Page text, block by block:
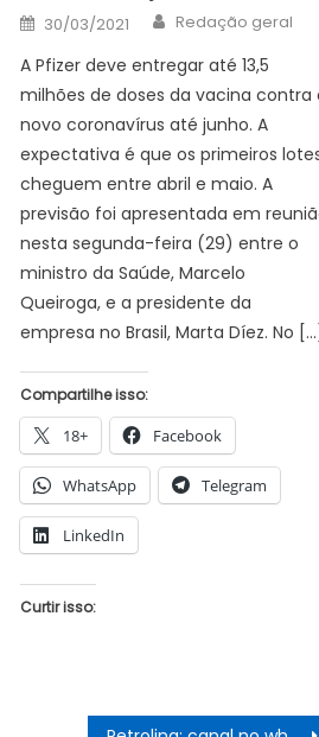
Posted
on
30/03/2021 Author
Redação geral
A Pfizer deve entregar até 13,5
milhões de doses da vacina contra
novo coronavírus até junho. A
expectativa é que os primeiros
cheguem entre abril e maio. A
previsão foi apresentada em
nesta segunda-feira (29) entre o
ministro da Saúde, Marcelo
Queiroga, e a presidente da
empresa no Brasil, Marta Díez. No
Compartilhe isso:
18+ Facebook
WhatsApp Telegram
LinkedIn
Curtir isso: